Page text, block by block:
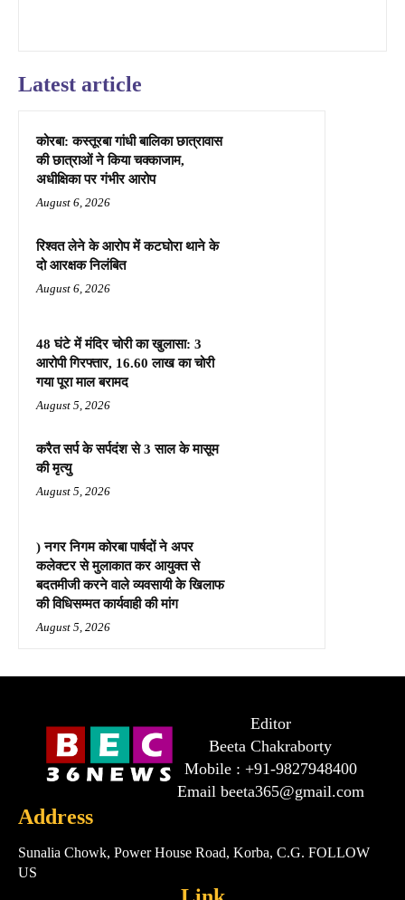
Latest article
कोरबा: कस्तूरबा गांधी बालिका छात्रावास
की छात्राओं ने किया चक्काजाम,
अधीक्षिका पर गंभीर आरोप
August 6, 2026
रिश्वत लेने के आरोप में कटघोरा थाने के
दो आरक्षक निलंबित
August 6, 2026
48 घंटे में मंदिर चोरी का खुलासा: 3
आरोपी गिरफ्तार, 16.60 लाख का चोरी
गया पूरा माल बरामद
August 5, 2026
करैत सर्प के सर्पदंश से 3 साल के मासूम
की मृत्यु
August 5, 2026
) नगर निगम कोरबा पार्षदों ने अपर
कलेक्टर से मुलाकात कर आयुक्त से
बदतमीजी करने वाले व्यवसायी के खिलाफ
की विधिसम्मत कार्यवाही की मांग
August 5, 2026
Editor
Beeta Chakraborty
Mobile : +91-9827948400
Email beeta365@gmail.com
Address
Sunalia Chowk, Power House Road, Korba, C.G. FOLLOW
US